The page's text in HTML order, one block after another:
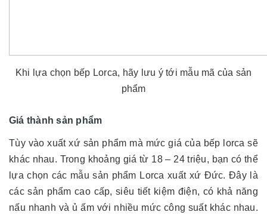
Khi lựa chọn bếp Lorca, hãy lưu ý tới mẫu mã của sản
phẩm
Giá thành sản phẩm
Tùy vào xuất xứ sản phẩm mà mức giá của bếp lorca sẽ
khác nhau. Trong khoảng giá từ 18 – 24 triệu, bạn có thể
lựa chọn các mẫu sản phẩm Lorca xuất xứ Đức. Đây là
các sản phẩm cao cấp, siêu tiết kiệm điện, có khả năng
nấu nhanh và ủ ấm với nhiều mức công suất khác nhau.